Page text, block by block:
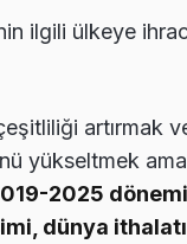
ilgili ülkeye
artırmak
yükseltmek
2025
dünya